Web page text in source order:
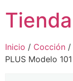
Inicio / Cocción /
PLUS Modelo 101